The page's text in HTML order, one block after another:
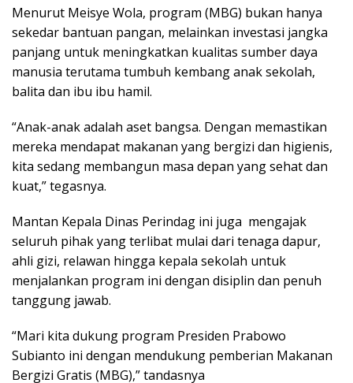
Menurut Meisye Wola, program (MBG) bukan hanya
sekedar bantuan pangan, melainkan investasi jangka
panjang untuk meningkatkan kualitas sumber daya
manusia terutama tumbuh kembang anak sekolah,
balita dan ibu ibu hamil.
“Anak-anak adalah aset bangsa. Dengan memastikan
mereka mendapat makanan yang bergizi dan higienis,
kita sedang membangun masa depan yang sehat dan
kuat,” tegasnya.
Mantan Kepala Dinas Perindag ini juga mengajak
seluruh pihak yang terlibat mulai dari tenaga dapur,
ahli gizi, relawan hingga kepala sekolah untuk
menjalankan program ini dengan disiplin dan penuh
tanggung jawab.
“Mari kita dukung program Presiden Prabowo
Subianto ini dengan mendukung pemberian Makanan
Bergizi Gratis (MBG),” tandasnya